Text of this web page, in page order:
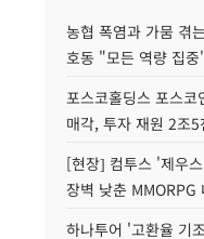
농협 폭염과 가뭄 겪
호동 "모든 역량 집
포스코홀딩스 포스
매각, 투자 재원 2조5
[현장] 컴투스 '제우
장벽 낮춘 MMORPG
하나투어 '고환율 기